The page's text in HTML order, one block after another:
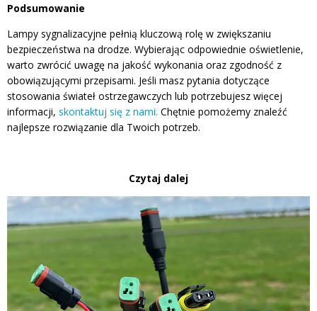
Podsumowanie
Lampy sygnalizacyjne pełnią kluczową rolę w zwiększaniu
bezpieczeństwa na drodze. Wybierając odpowiednie oświetlenie,
warto zwrócić uwagę na jakość wykonania oraz zgodność z
obowiązującymi przepisami. Jeśli masz pytania dotyczące
stosowania świateł ostrzegawczych lub potrzebujesz więcej
informacji, skontaktuj się z nami. Chętnie pomożemy znaleźć
najlepsze rozwiązanie dla Twoich potrzeb.
Czytaj dalej